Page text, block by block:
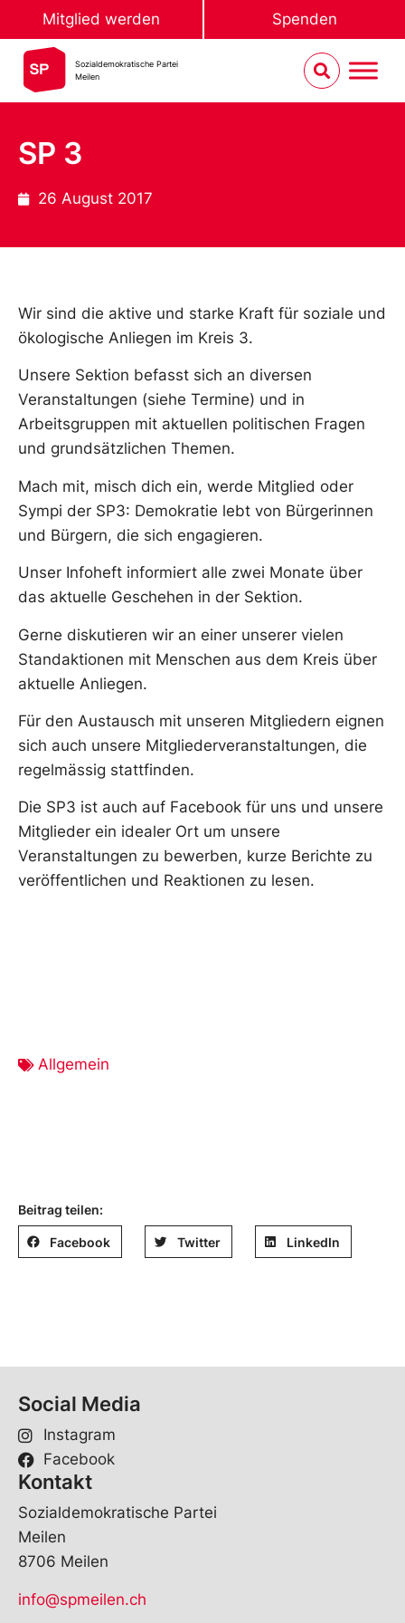
Mitglied werden Spenden
Sozialdemokratische Partei
Meilen
SP 3
26 August 2017
Wir sind die aktive und starke Kraft für soziale und
ökologische Anliegen im Kreis 3.
Unsere Sektion befasst sich an diversen
Veranstaltungen (siehe Termine) und in
Arbeitsgruppen mit aktuellen politischen Fragen
und grundsätzlichen Themen.
Mach mit, misch dich ein, werde Mitglied oder
Sympi der SP3: Demokratie lebt von Bürgerinnen
und Bürgern, die sich engagieren.
Unser Infoheft informiert alle zwei Monate über
das aktuelle Geschehen in der Sektion.
Gerne diskutieren wir an einer unserer vielen
Standaktionen mit Menschen aus dem Kreis über
aktuelle Anliegen.
Für den Austausch mit unseren Mitgliedern eignen
sich auch unsere Mitgliederveranstaltungen, die
regelmässig stattfinden.
Die SP3 ist auch auf Facebook für uns und unsere
Mitglieder ein idealer Ort um unsere
Veranstaltungen zu bewerben, kurze Berichte zu
veröffentlichen und Reaktionen zu lesen.
Allgemein
Beitrag teilen:
Facebook Twitter LinkedIn
Social Media
Instagram
Facebook
Kontakt
Sozialdemokratische Partei
Meilen
8706 Meilen
info@spmeilen.ch